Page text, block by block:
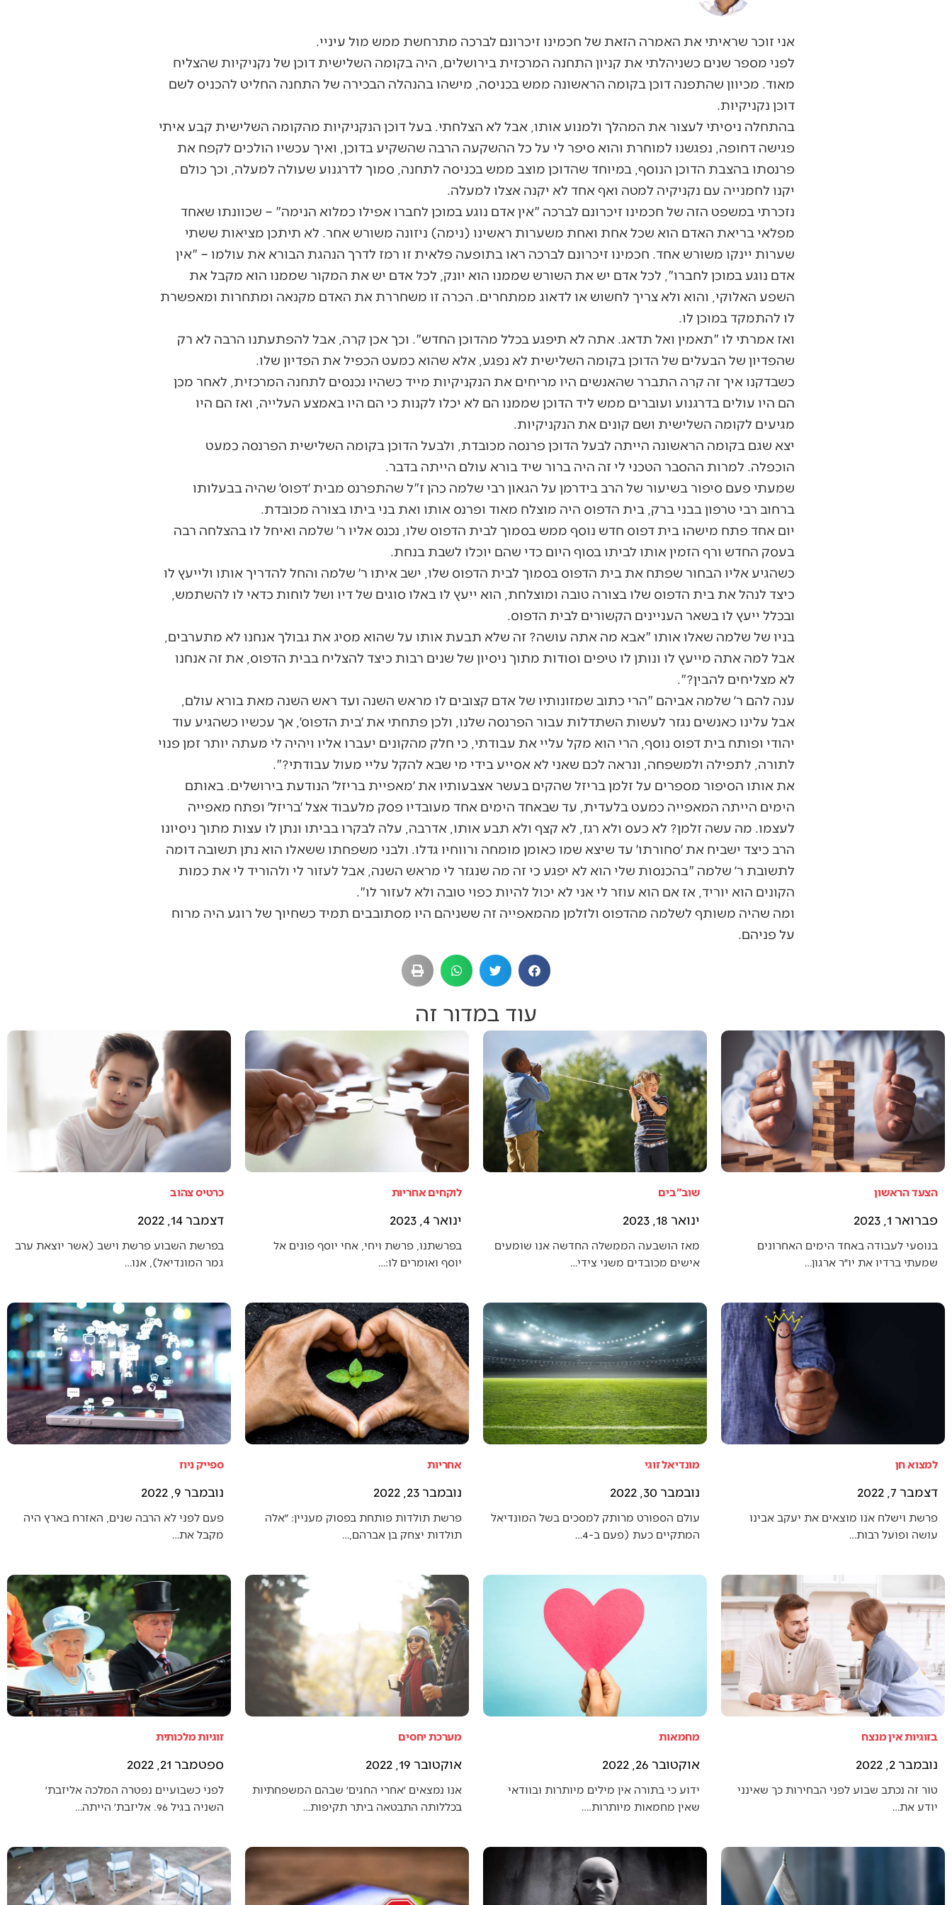
אני זוכר שראיתי את האמרה הזאת של חכמינו זיכרונם לברכה מתרחשת ממש מול עיניי.
לפני מספר שנים כשניהלתי את קניון התחנה המרכזית בירושלים, היה בקומה השלישית דוכן של נקניקיות שהצליח
מאוד. מכיוון שהתפנה דוכן בקומה הראשונה ממש בכניסה, מישהו בהנהלה הבכירה של התחנה החליט להכניס לשם
דוכן נקניקיות.
בהתחלה ניסיתי לעצור את המהלך ולמנוע אותו, אבל לא הצלחתי. בעל דוכן הנקניקיות מהקומה השלישית קבע איתי
פגישה דחופה, נפגשנו למוחרת והוא סיפר לי על כל ההשקעה הרבה שהשקיע בדוכן, ואיך עכשיו הולכים לקפח את
פרנסתו בהצבת הדוכן הנוסף, במיוחד שהדוכן מוצב ממש בכניסה לתחנה, סמוך לדרגנוע שעולה למעלה, וכך כולם
יקנו לחמנייה עם נקניקיה למטה ואף אחד לא יקנה אצלו למעלה.
נזכרתי במשפט הזה של חכמינו זיכרונם לברכה "אין אדם נוגע במוכן לחברו אפילו כמלוא הנימה" – שכוונתו שאחד
מפלאי בריאת האדם הוא שכל אחת ואחת משערות ראשינו (נימה) ניזונה משורש אחר. לא תיתכן מציאות ששתי
שערות יינקו משורש אחד. חכמינו זיכרונם לברכה ראו בתופעה פלאית זו רמז לדרך הנהגת הבורא את עולמו – "אין
אדם נוגע במוכן לחברו", לכל אדם יש את השורש שממנו הוא יונק, לכל אדם יש את המקור שממנו הוא מקבל את
השפע האלוקי, והוא ולא צריך לחשוש או לדאוג ממתחרים. הכרה זו משחררת את האדם מקנאה ומתחרות ומאפשרת
לו להתמקד במוכן לו.
ואז אמרתי לו "תאמין ואל תדאג. אתה לא תיפגע בכלל מהדוכן החדש". וכך אכן קרה, אבל להפתעתנו הרבה לא רק
שהפדיון של הבעלים של הדוכן בקומה השלישית לא נפגע, אלא שהוא כמעט הכפיל את הפדיון שלו.
כשבדקנו איך זה קרה התברר שהאנשים היו מריחים את הנקניקיות מייד כשהיו נכנסים לתחנה המרכזית, לאחר מכן
הם היו עולים בדרגנוע ועוברים ממש ליד הדוכן שממנו הם לא יכלו לקנות כי הם היו באמצע העלייה, ואז הם היו
מגיעים לקומה השלישית ושם קונים את הנקניקיות.
יצא שגם בקומה הראשונה הייתה לבעל הדוכן פרנסה מכובדת, ולבעל הדוכן בקומה השלישית הפרנסה כמעט
הוכפלה. למרות ההסבר הטכני לי זה היה ברור שיד בורא עולם הייתה בדבר.
שמעתי פעם סיפור בשיעור של הרב בידרמן על הגאון רבי שלמה כהן ז"ל שהתפרנס מבית ׳דפוס׳ שהיה בבעלותו
ברחוב רבי טרפון בבני ברק, בית הדפוס היה מוצלח מאוד ופרנס אותו ואת בני ביתו בצורה מכובדת.
יום אחד פתח מישהו בית דפוס חדש נוסף ממש בסמוך לבית הדפוס שלו, נכנס אליו ר׳ שלמה ואיחל לו בהצלחה רבה
בעסק החדש ורף הזמין אותו לביתו בסוף היום כדי שהם יוכלו לשבת בנחת.
כשהגיע אליו הבחור שפתח את בית הדפוס בסמוך לבית הדפוס שלו, ישב איתו ר׳ שלמה והחל להדריך אותו ולייעץ לו
כיצד לנהל את בית הדפוס שלו בצורה טובה ומוצלחת, הוא ייעץ לו באלו סוגים של דיו ושל לוחות כדאי לו להשתמש,
ובכלל ייעץ לו בשאר העניינים הקשורים לבית הדפוס.
בניו של שלמה שאלו אותו "אבא מה אתה עושה? זה שלא תבעת אותו על שהוא מסיג את גבולך אנחנו לא מתערבים,
אבל למה אתה מייעץ לו ונותן לו טיפים וסודות מתוך ניסיון של שנים רבות כיצד להצליח בבית הדפוס, את זה אנחנו
לא מצליחים להבין?".
ענה להם ר׳ שלמה אביהם "הרי כתוב שמזונותיו של אדם קצובים לו מראש השנה ועד ראש השנה מאת בורא עולם,
אבל עלינו כאנשים נגזר לעשות השתדלות עבור הפרנסה שלנו, ולכן פתחתי את ׳בית הדפוס׳, אך עכשיו כשהגיע עוד
יהודי ופותח בית דפוס נוסף, הרי הוא מקל עליי את עבודתי, כי חלק מהקונים יעברו אליו ויהיה לי מעתה יותר זמן פנוי
לתורה, לתפילה ולמשפחה, ונראה לכם שאני לא אסייע בידי מי שבא להקל עליי מעול עבודתי?".
את אותו הסיפור מספרים על זלמן בריזל שהקים בעשר אצבעותיו את ׳מאפיית בריזל׳ הנודעת בירושלים. באותם
הימים הייתה המאפייה כמעט בלעדית, עד שבאחד הימים אחד מעובדיו פסק מלעבוד אצל ׳בריזל׳ ופתח מאפייה
לעצמו. מה עשה זלמן? לא כעס ולא רגז, לא קצף ולא תבע אותו, אדרבה, עלה לבקרו בביתו ונתן לו עצות מתוך ניסיונו
הרב כיצד ישביח את ׳סחורתו׳ עד שיצא שמו כאומן מומחה ורווחיו גדלו. ולבני משפחתו ששאלו הוא נתן תשובה דומה
לתשובת ר׳ שלמה "בהכנסות שלי הוא לא יפגע כי זה מה שנגזר לי מראש השנה, אבל לעזור לי ולהוריד לי את כמות
הקונים הוא יוריד, אז אם הוא עוזר לי אני לא יכול להיות כפוי טובה ולא לעזור לו".
ומה שהיה משותף לשלמה מהדפוס ולזלמן מהמאפייה זה ששניהם היו מסתובבים תמיד כשחיוך של רוגע היה מרוח
על פניהם.
עוד במדור זה
הצעד הראשון
פברואר 1, 2023
בנוסעי לעבודה באחד הימים האחרונים
שמעתי ברדיו את יו״ר ארגון…
שוב"בים
ינואר 18, 2023
מאז הושבעה הממשלה החדשה אנו שומעים
אישים מכובדים משני צידי…
לוקחים אחריות
ינואר 4, 2023
בפרשתנו, פרשת ויחי, אחי יוסף פונים אל
יוסף ואומרים לו:…
כרטיס צהוב
דצמבר 14, 2022
בפרשת השבוע פרשת וישב (אשר יוצאת ערב
גמר המונדיאל), אנו…
למצוא חן
דצמבר 7, 2022
פרשת וישלח אנו מוצאים את יעקב אבינו
עושה ופועל רבות…
מונדיאל זוגי
נובמבר 30, 2022
עולם הספורט מרותק למסכים בשל המונדיאל
המתקיים כעת (פעם ב-4…
אחריות
נובמבר 23, 2022
פרשת תולדות פותחת בפסוק מעניין: ״אלה
תולדות יצחק בן אברהם,…
ספייק ניוז
נובמבר 9, 2022
פעם לפני לא הרבה שנים, האזרח בארץ היה
מקבל את…
בזוגיות אין מנצח
נובמבר 2, 2022
טור זה נכתב שבוע לפני הבחירות כך שאינני
יודע את…
מחמאות
אוקטובר 26, 2022
ידוע כי בתורה אין מילים מיותרות ובוודאי
שאין מחמאות מיותרות.…
מערכת יחסים
אוקטובר 19, 2022
אנו נמצאים ׳אחרי החגים׳ שבהם המשפחתיות
בכללותה התבטאה ביתר תקיפות…
זוגיות מלכותית
ספטמבר 21, 2022
לפני כשבועיים נפטרה המלכה אליזבת׳
השניה בגיל 96. אליזבת׳ הייתה…